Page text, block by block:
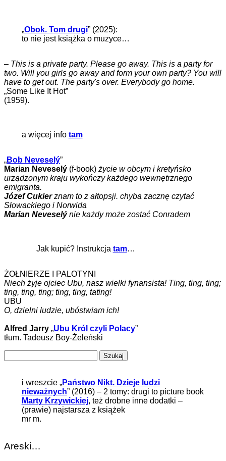
„Obok. Tom drugi” (2025):
to nie jest książka o muzyce…
– This is a private party. Please go away. This is a party for
two. Will you girls go away and form your own party? You will
have to get out. The party's over. Everybody go home.
„Some Like It Hot”
(1959).
a więcej info tam
„Bob Neveselý”
Marian Neveselý (f-book) życie w obcym i kretyńsko
urządzonym kraju wykończy każdego wewnętrznego
emigranta.
Józef Cukierznam to z ałtopsji. chyba zacznę czytać
Słowackiego i Norwida
Marian Neveselýnie każdy może zostać Conradem
Jak kupić? Instrukcja tam…
ŻOŁNIERZE I PALOTYNI
Niech żyje ojciec Ubu, nasz wielki fynansista! Ting, ting, ting;
ting, ting, ting; ting, ting, tating!
UBU
O, dzielni ludzie, ubóstwiam ich!
Alfred Jarry „Ubu Król czyli Polacy”
tłum. Tadeusz Boy-Żeleński
i wreszcie „Państwo Nikt. Dzieje ludzi
nieważnych” (2016) – 2 tomy: drugi to picture book
Marty Krzywickiej, też drobne inne dodatki –
(prawie) najstarsza z książek
mr m.
Areski…